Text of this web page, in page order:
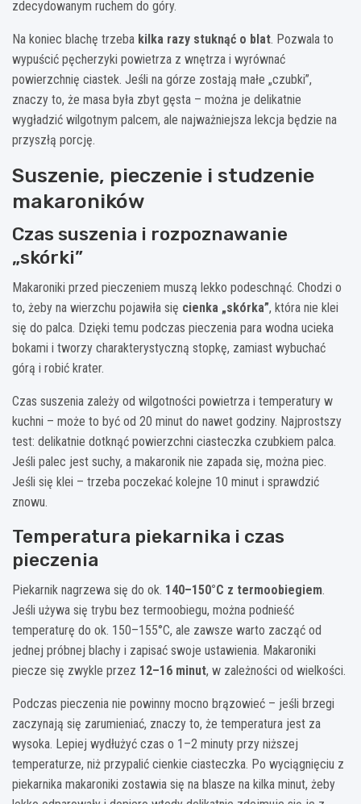
zdecydowanym ruchem do góry.
Na koniec blachę trzeba kilka razy stuknąć o blat. Pozwala to
wypuścić pęcherzyki powietrza z wnętrza i wyrównać
powierzchnię ciastek. Jeśli na górze zostają małe „czubki”,
znaczy to, że masa była zbyt gęsta – można je delikatnie
wygładzić wilgotnym palcem, ale najważniejsza lekcja będzie na
przyszłą porcję.
Suszenie, pieczenie i studzenie
makaroników
Czas suszenia i rozpoznawanie
„skórki”
Makaroniki przed pieczeniem muszą lekko podeschnąć. Chodzi o
to, żeby na wierzchu pojawiła się cienka „skórka”, która nie klei
się do palca. Dzięki temu podczas pieczenia para wodna ucieka
bokami i tworzy charakterystyczną stopkę, zamiast wybuchać
górą i robić krater.
Czas suszenia zależy od wilgotności powietrza i temperatury w
kuchni – może to być od 20 minut do nawet godziny. Najprostszy
test: delikatnie dotknąć powierzchni ciasteczka czubkiem palca.
Jeśli palec jest suchy, a makaronik nie zapada się, można piec.
Jeśli się klei – trzeba poczekać kolejne 10 minut i sprawdzić
znowu.
Temperatura piekarnika i czas
pieczenia
Piekarnik nagrzewa się do ok. 140–150°C z termoobiegiem.
Jeśli używa się trybu bez termoobiegu, można podnieść
temperaturę do ok. 150–155°C, ale zawsze warto zacząć od
jednej próbnej blachy i zapisać swoje ustawienia. Makaroniki
piecze się zwykle przez 12–16 minut, w zależności od wielkości.
Podczas pieczenia nie powinny mocno brązowieć – jeśli brzegi
zaczynają się zarumieniać, znaczy to, że temperatura jest za
wysoka. Lepiej wydłużyć czas o 1–2 minuty przy niższej
temperaturze, niż przypalić cienkie ciasteczka. Po wyciągnięciu z
piekarnika makaroniki zostawia się na blasze na kilka minut, żeby